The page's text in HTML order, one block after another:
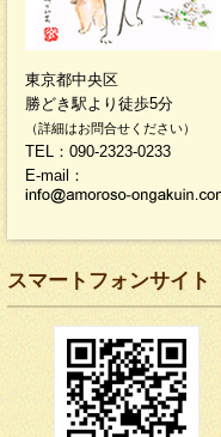
東京都中央区
勝どき駅より徒歩5分
（詳細はお問合せください）
TEL：090-2323-0233
E-mail：
スマートフォンサイト